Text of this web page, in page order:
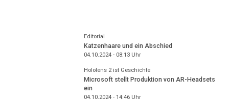
Editorial
Katzenhaare und ein Abschied
04.10.2024 - 08:13Uhr
Hololens 2 ist Geschichte
Microsoft stellt Produktion von AR-Headsets
ein
04.10.2024 - 14:46Uhr